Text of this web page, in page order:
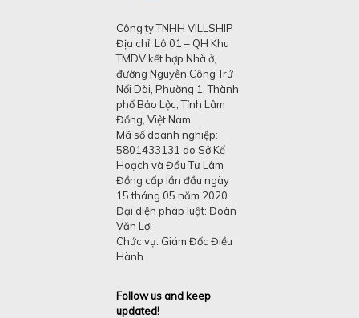
Công ty TNHH VILLSHIP
Địa chỉ: Lô 01 – QH Khu
TMDV kết hợp Nhà ở,
đường Nguyễn Công Trứ
Nối Dài, Phường 1, Thành
phố Bảo Lộc, Tỉnh Lâm
Đồng, Việt Nam
Mã số doanh nghiệp:
5801433131 do Sở Kế
Hoạch và Đầu Tư Lâm
Đồng cấp lần đầu ngày
15 tháng 05 năm 2020
Đại diện pháp luật: Đoàn
Văn Lợi
Chức vụ: Giám Đốc Điều
Hành
Follow us and keep
updated!